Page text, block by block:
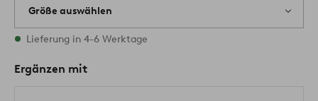
Größe auswählen
Alle Größen vorrätig
Lieferung in 4-6 Werktage
Ergänzen mit